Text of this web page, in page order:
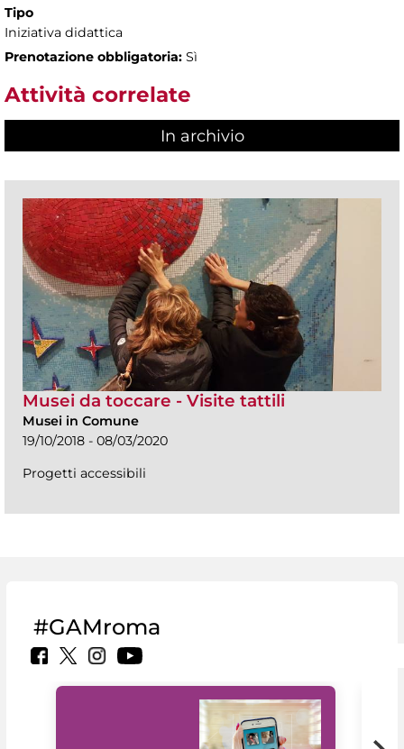
Tipo
Iniziativa didattica
Prenotazione obbligatoria: Sì
Attività correlate
In archivio
Musei da toccare - Visite tattili
Musei in Comune
19/10/2018 - 08/03/2020
Progetti accessibili
#GAMroma